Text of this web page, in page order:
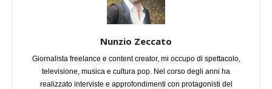
Nunzio Zeccato
Giornalista freelance e content creator, mi occupo di spettacolo,
televisione, musica e cultura pop. Nel corso degli anni ha
realizzato interviste e approfondimenti con protagonisti del